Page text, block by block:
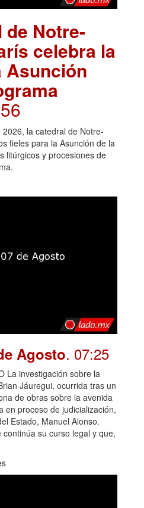
de Notre-
celebra la
Asunción
la catedral de Notre-
fieles para la Asunción de la
litúrgicos y procesiones de
Agosto. 07:25
La investigación sobre la
Jáuregui, ocurrida tras un
de obras sobre la avenida
en proceso de judicialización,
Estado, Manuel Alonso.
su curso legal y que,